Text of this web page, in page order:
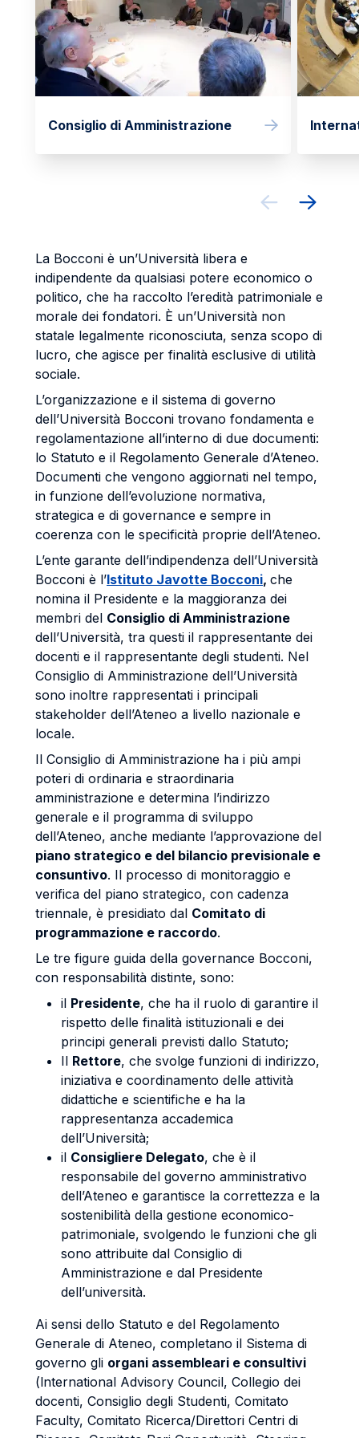
Consiglio di Amministrazione
La Bocconi è un’Università libera e
indipendente da qualsiasi potere economico o
politico, che ha raccolto l’eredità patrimoniale e
morale dei fondatori. È un’Università non
statale legalmente riconosciuta, senza scopo di
lucro, che agisce per finalità esclusive di utilità
sociale.
L’organizzazione e il sistema di governo
dell’Università Bocconi trovano fondamenta e
regolamentazione all’interno di due documenti:
lo Statuto e il Regolamento Generale d’Ateneo.
Documenti che vengono aggiornati nel tempo,
in funzione dell’evoluzione normativa,
strategica e di governance e sempre in
coerenza con le specificità proprie dell’Ateneo.
L’ente garante dell’indipendenza dell’Università
Bocconi è l’Istituto Javotte Bocconi, che
nomina il Presidente e la maggioranza dei
membri del Consiglio di Amministrazione
dell’Università, tra questi il rappresentante dei
docenti e il rappresentante degli studenti. Nel
Consiglio di Amministrazione dell’Università
sono inoltre rappresentati i principali
stakeholder dell’Ateneo a livello nazionale e
locale.
Il Consiglio di Amministrazione ha i più ampi
poteri di ordinaria e straordinaria
amministrazione e determina l’indirizzo
generale e il programma di sviluppo
dell’Ateneo, anche mediante l’approvazione del
piano strategico e del bilancio previsionale e
consuntivo. Il processo di monitoraggio e
verifica del piano strategico, con cadenza
triennale, è presidiato dal Comitato di
programmazione e raccordo.
Le tre figure guida della governance Bocconi,
con responsabilità distinte, sono:
il Presidente, che ha il ruolo di garantire il
rispetto delle finalità istituzionali e dei
principi generali previsti dallo Statuto;
Il Rettore, che svolge funzioni di indirizzo,
iniziativa e coordinamento delle attività
didattiche e scientifiche e ha la
rappresentanza accademica
dell’Università;
il Consigliere Delegato, che è il
responsabile del governo amministrativo
dell’Ateneo e garantisce la correttezza e la
sostenibilità della gestione economico-
patrimoniale, svolgendo le funzioni che gli
sono attribuite dal Consiglio di
Amministrazione e dal Presidente
dell’università.
Ai sensi dello Statuto e del Regolamento
Generale di Ateneo, completano il Sistema di
governo gli organi assembleari e consultivi
(lnternational Advisory Council, Collegio dei
docenti, Consiglio degli Studenti, Comitato
Faculty, Comitato Ricerca/Direttori Centri di